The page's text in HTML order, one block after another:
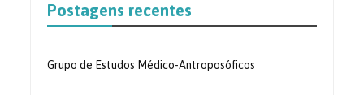
Postagens recentes
Grupo de Estudos Médico-Antroposóficos